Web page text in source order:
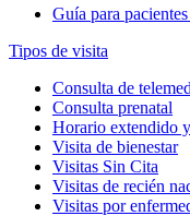
Guía para
Tipos de visita
Consulta de
Consulta prenatal
Horario extendido
Visita de bienestar
Visitas Sin Cita
Visitas de recién
Visitas por